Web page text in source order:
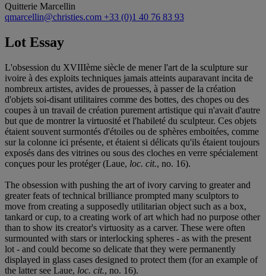
Quitterie Marcellin
qmarcellin@christies.com +33 (0)1 40 76 83 93
Lot Essay
L'obsession du XVIIIème siècle de mener l'art de la sculpture sur
ivoire à des exploits techniques jamais atteints auparavant incita de
nombreux artistes, avides de prouesses, à passer de la création
d'objets soi-disant utilitaires comme des bottes, des chopes ou des
coupes à un travail de création purement artistique qui n'avait d'autre
but que de montrer la virtuosité et l'habileté du sculpteur. Ces objets
étaient souvent surmontés d'étoiles ou de sphères emboitées, comme
sur la colonne ici présente, et étaient si délicats qu'ils étaient toujours
exposés dans des vitrines ou sous des cloches en verre spécialement
conçues pour les protéger (Laue, loc. cit., no. 16).
The obsession with pushing the art of ivory carving to greater and
greater feats of technical brilliance prompted many sculptors to
move from creating a supposedly utilitarian object such as a box,
tankard or cup, to a creating work of art which had no purpose other
than to show its creator's virtuosity as a carver. These were often
surmounted with stars or interlocking spheres - as with the present
lot - and could become so delicate that they were permanently
displayed in glass cases designed to protect them (for an example of
the latter see Laue, loc. cit., no. 16).